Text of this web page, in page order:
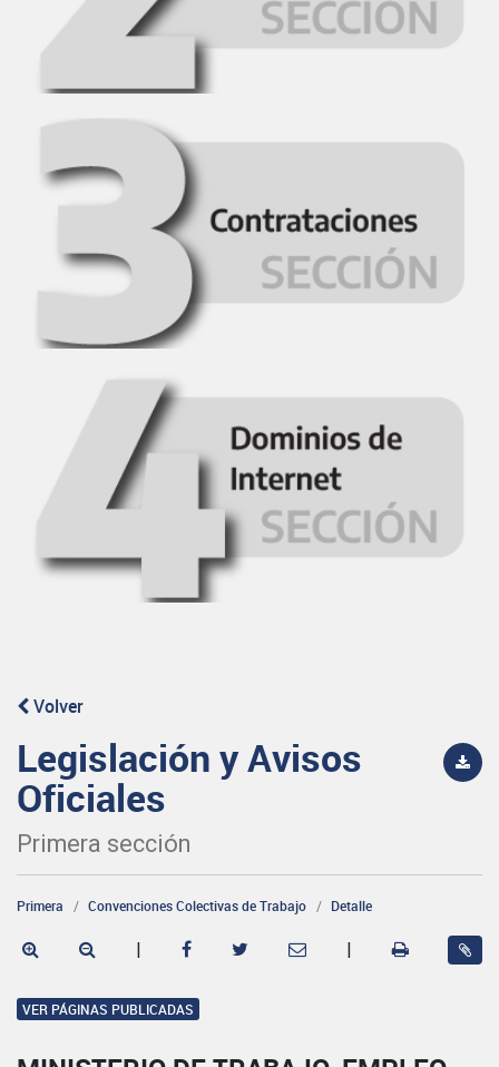
Volver
Legislación y Avisos
Oficiales
Primera sección
Primera Convenciones Colectivas de Trabajo Detalle
| |
VER PÁGINAS PUBLICADAS